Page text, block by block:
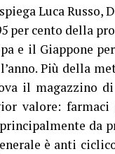
Luca
per cento della
e il Giappone
Più della
il magazzino
valore: farmaci
da
è anti